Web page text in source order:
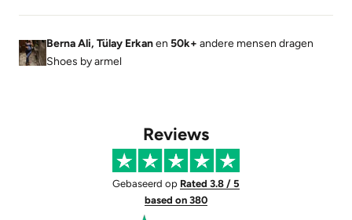
Berna Ali, Tülay Erkanen 50k+ andere mensen dragen
Shoes by armel
Reviews
Gebaseerd op Rated 3.8 / 5
based on 380